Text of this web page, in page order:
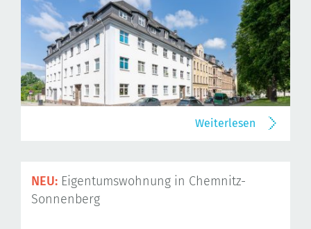
Weiterlesen
NEU: Eigentumswohnung in Chemnitz-
Sonnenberg